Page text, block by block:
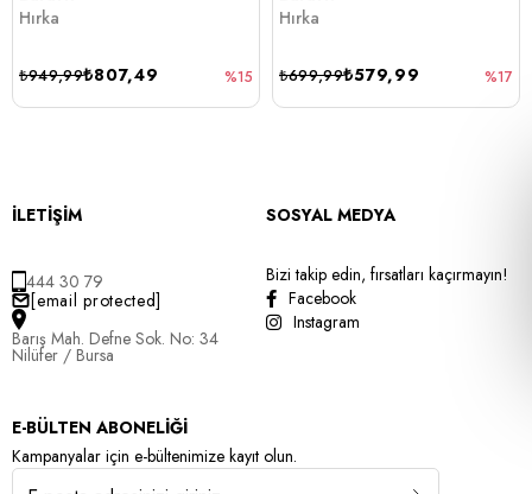
Hırka
₺807,49
₺949,99 %15
Hırka
₺579,99
₺699,99 %17
İLETİŞİM
444 30 79
[email protected]
Barış Mah. Defne Sok. No: 34
Nilüfer / Bursa
SOSYAL MEDYA
Bizi takip edin, fırsatları kaçırmayın!
Facebook
Instagram
E-BÜLTEN ABONELİĞİ
Kampanyalar için e-bültenimize kayıt olun.